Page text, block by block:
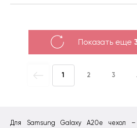
Для Samsung Galaxy A20e чехол –
Показать еще
1 2 3